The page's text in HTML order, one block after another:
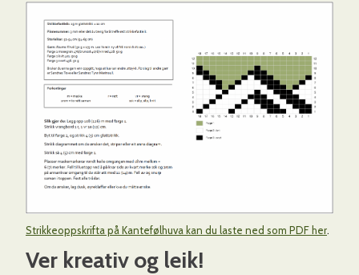
Strikkeoppskrifta på Kantefølhuva kan du laste ned som PDF her.
Ver kreativ og leik!